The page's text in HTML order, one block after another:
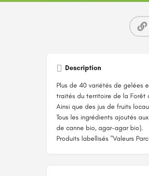
Description
Plus de 40 variétés de gelées
traités du territoire de la Forêt
Ainsi que des jus de fruits
Tous les ingrédients ajoutés
de canne bio, agar-agar bio).
Produits labellisés "Valeurs